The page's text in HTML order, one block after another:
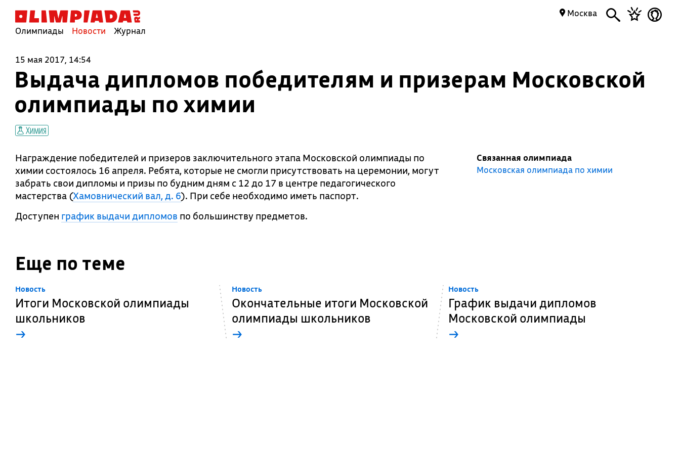
Олимпиады Новости Журнал
Москва
15 мая 2017, 14:54
Выдача дипломов победителям и призерам Московской
олимпиады по химии
Химия
Награждение победителей и призеров заключительного этапа Московской олимпиады по
химии состоялось 16 апреля. Ребята, которые не смогли присутствовать на церемонии, могут
забрать свои дипломы и призы по будним дням с 12 до 17 в центре педагогического
мастерства (Хамовнический вал, д. 6). При себе необходимо иметь паспорт.
Доступен график выдачи дипломов по большинству предметов.
Связанная олимпиада
Московская олимпиада по химии
Еще по теме
Новость
Итоги Московской олимпиады
школьников
→
Новость
Окончательные итоги Московской
олимпиады школьников
→
Новость
График выдачи дипломов
Московской олимпиады
→